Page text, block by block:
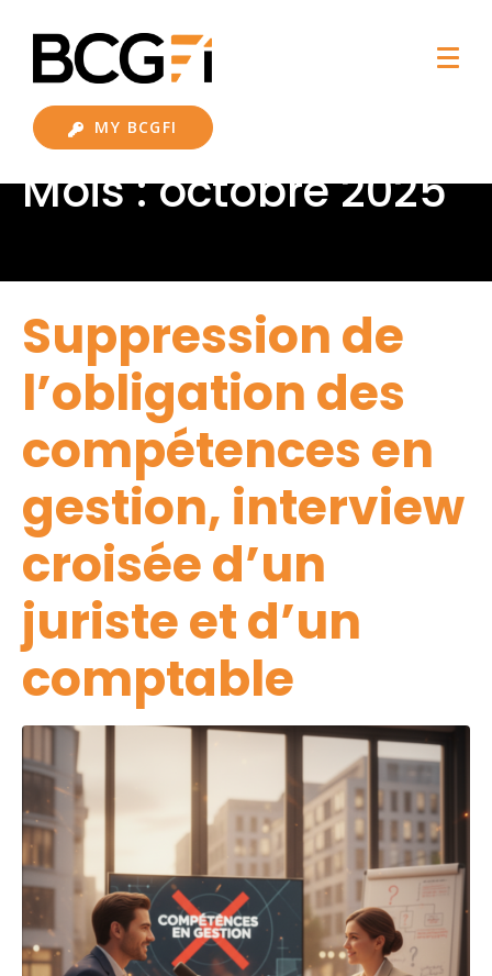
MY BCGFI
Mois :octobre 2025
Suppression de
l’obligation des
compétences en
gestion, interview
croisée d’un
juriste et d’un
comptable